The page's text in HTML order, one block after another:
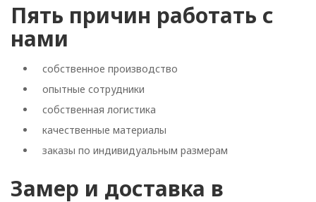
Пять причин работать с
нами
собственное производство
опытные сотрудники
собственная логистика
качественные материалы
заказы по индивидуальным размерам
Замер и доставка в